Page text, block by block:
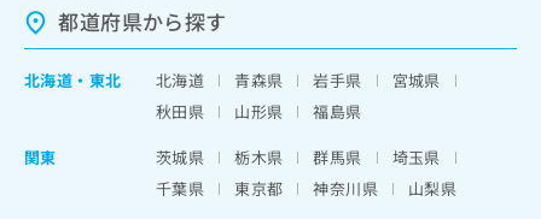
都道府県から探す
北海道 ・ 東北 北海道 青森県 岩手県
宮城県
秋田県
山形県
福島県
関東
茨城県 栃木県 群馬県
埼玉県
千葉県
東京都 神奈川県
山梨県